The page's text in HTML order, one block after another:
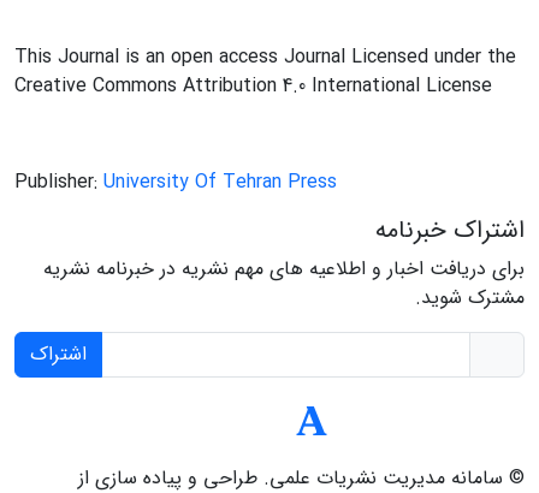
This Journal is an open access Journal Licensed under the
Creative Commons Attribution 4.0 International License
Publisher: University Of Tehran Press
اشتراک خبرنامه
برای دریافت اخبار و اطلاعیه های مهم نشریه در خبرنامه نشریه
مشترک شوید.
اشتراک
© سامانه مدیریت نشریات علمی. طراحی و پیاده سازی از